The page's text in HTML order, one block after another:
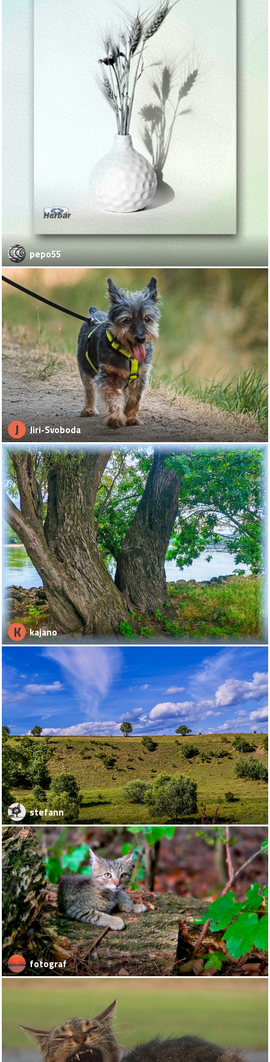
pepo55
J Jiri-Svoboda
K kajano
stefann
fotograf